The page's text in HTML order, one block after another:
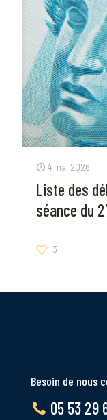
4 mai 2026
Liste des
séance du
3
Besoin de nous
05 53 29